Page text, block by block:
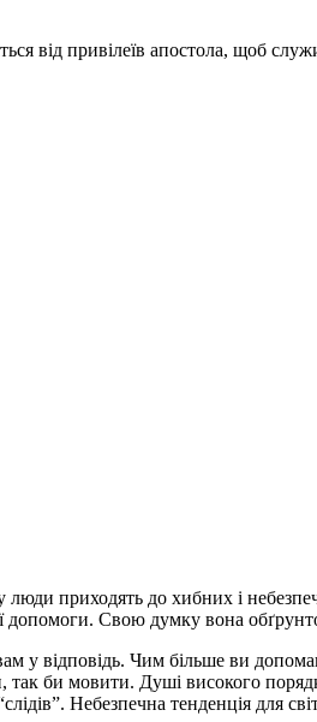
від привілеїв апостола, щоб
люди приходять до хибних і
допомоги. Свою думку вона
у відповідь. Чим більше ви
би мовити. Душі високого
Небезпечна тенденція для